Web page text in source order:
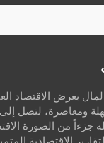
بعرض الاقتصاد
ومعاصرة، لتصل
جزءاً من الصورة